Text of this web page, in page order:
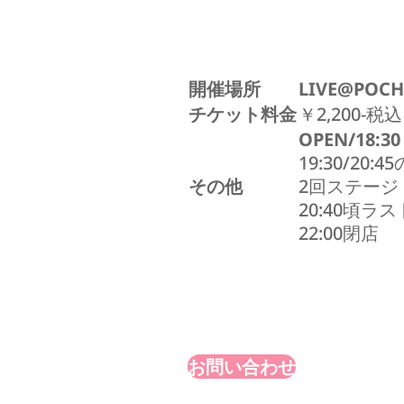
開催場所
チケット料金 ￥2,200-税込
その他
OPEN/18:30
19:30/20:45
2回ステージ
20:40頃ラス
22:00閉店
お問い合わせ